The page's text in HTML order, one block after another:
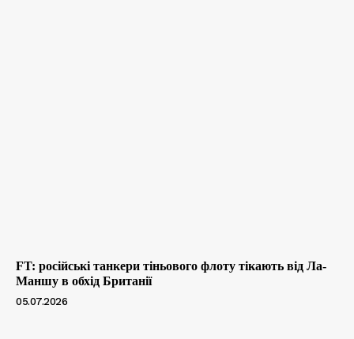
FT: російські танкери тіньового флоту тікають від Ла-
Маншу в обхід Британії
05.07.2026